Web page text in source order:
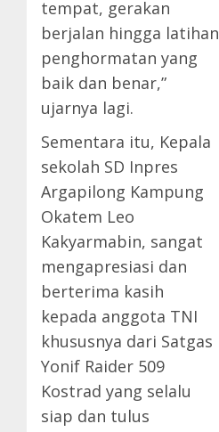
tempat, gerakan
berjalan hingga latihan
penghormatan yang
baik dan benar,”
ujarnya lagi.
Sementara itu, Kepala
sekolah SD Inpres
Argapilong Kampung
Okatem Leo
Kakyarmabin, sangat
mengapresiasi dan
berterima kasih
kepada anggota TNI
khususnya dari Satgas
Yonif Raider 509
Kostrad yang selalu
siap dan tulus